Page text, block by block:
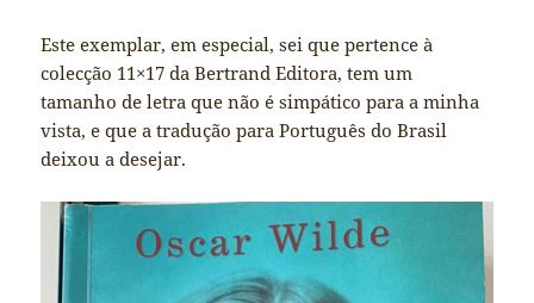
Este exemplar, em especial, sei que pertence à
colecção 11×17 da Bertrand Editora, tem um
tamanho de letra que não é simpático para a minha
vista, e que a tradução para Português do Brasil
deixou a desejar.